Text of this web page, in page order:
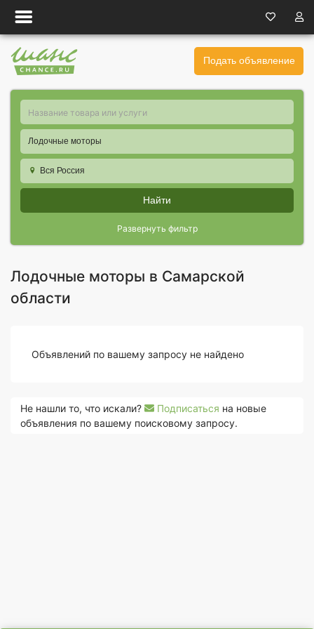
Подать объявление
Лодочные моторы
Вся Россия
Найти
Развернуть фильтр
Лодочные моторы в Самарской
области
Объявлений по вашему запросу не найдено
Не нашли то, что искали? Подписаться на новые
объявления по вашему поисковому запросу.